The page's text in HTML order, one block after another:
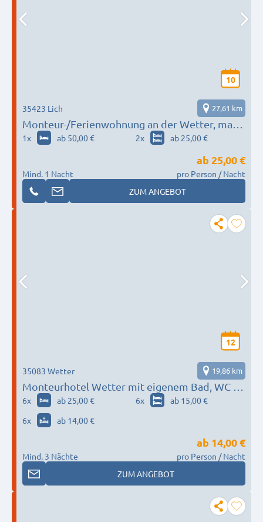
10
Monteur-/Ferienwohnung an der Wetter, max.
4 Pers.
35423 Lich 27,61 km
1x ab 50,00 € 2x ab 25,00 €
Mind. 1 Nacht
ab 25,00 €
pro Person / Nacht
ZUM ANGEBOT
12
Monteurhotel Wetter mit eigenem Bad, WC &
WLAN
35083 Wetter 19,86 km
6x ab 25,00 € 6x
ab 15,00 €
6x ab 14,00 €
Mind. 3 Nächte
ab 14,00 €
pro Person / Nacht
ZUM ANGEBOT